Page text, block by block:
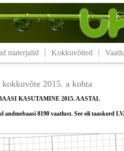
materjalid Kokkuvõtted
kokkuvõte 2015. a kohta
KASUTAMINE 2015. AASTAL
andmebaasi 8190 vaatlust. See oli taaskord